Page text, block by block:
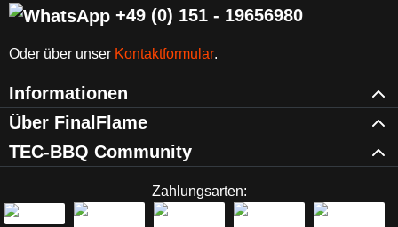
+49 (0) 151 - 19656980
Oder über unser Kontaktformular.
Informationen
Über FinalFlame
TEC-BBQ Community
Zahlungsarten: